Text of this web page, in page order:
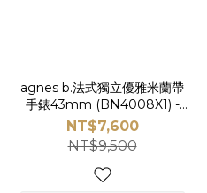
agnes b.法式獨立優雅米蘭帶
手錶43mm (BN4008X1) -
ERICA STORE 時尚時計
NT$7,600
NT$9,500